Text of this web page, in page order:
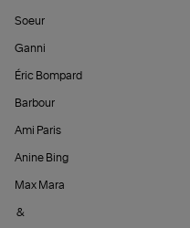
Soeur
Ganni
Éric Bompard
Barbour
Ami Paris
Anine Bing
Max Mara
&